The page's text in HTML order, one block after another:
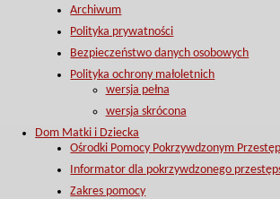
Archiwum
Polityka prywatności
Bezpieczeństwo danych osobowych
Polityka ochrony małoletnich
wersja pełna
wersja skrócona
Dom Matki i Dziecka
Ośrodki Pomocy Pokrzywdzonym
Informator dla pokrzywdzonego
Zakres pomocy